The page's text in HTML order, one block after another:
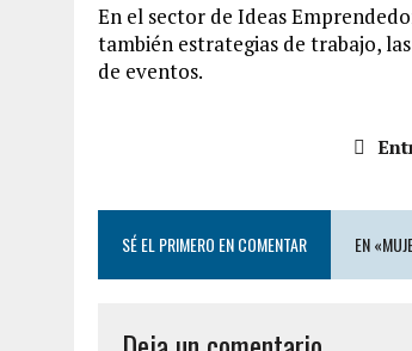
En el sector de Ideas
también estrategias de trabajo,
de eventos.
SÉ EL PRIMERO EN COMENTAR EN